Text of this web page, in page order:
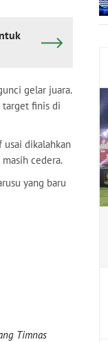
gelar juara.
target finis di
usai dikalahkan
cedera.
yang baru
Timnas